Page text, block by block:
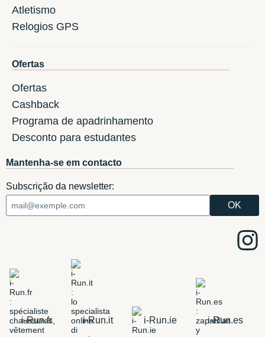
Atletismo
Relogios GPS
Ofertas
Ofertas
Cashback
Programa de apadrinhamento
Desconto para estudantes
Mantenha-se em contacto
Subscrição da newsletter:
i-Run.fr i-Run.it i-Run.ie i-Run.es